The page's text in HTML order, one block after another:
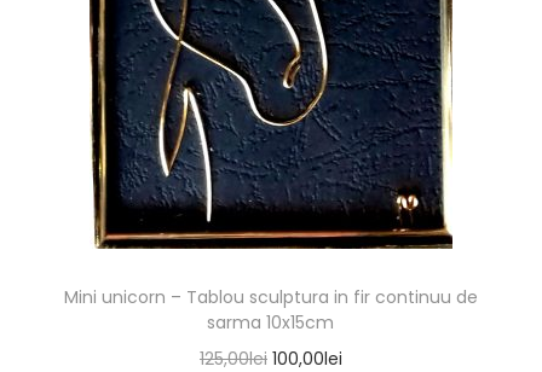
Mini unicorn – Tablou sculptura in fir continuu de
sarma 10x15cm
125,00lei 100,00lei